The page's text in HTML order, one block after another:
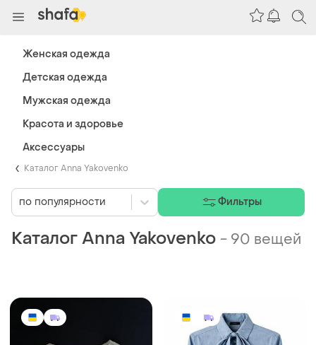
Каталог Anna Yakovenko
Каталог Anna Yakovenko - 90 вещей
по популярности Фильтры
Женская одежда
Детская одежда
Мужская одежда
Красота и здоровье
Аксессуары